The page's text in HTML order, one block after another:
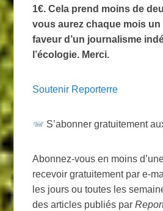
1€. Cela prend moins de
vous aurez chaque mois
faveur d’un journalisme
l’écologie. Merci.
Soutenir Reporterre
S’abonner gratuitement
Abonnez-vous en moins
recevoir gratuitement par e-
les jours ou toutes les
des articles publiés par